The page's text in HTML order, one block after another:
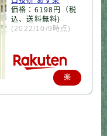
価格：6198円（税
込、送料無料)
(2022/10/9時点)
楽
天